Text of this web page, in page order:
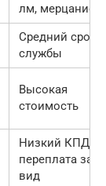
лм, мерцание
Средний срок
службы
Высокая
стоимость
Низкий КПД,
переплата за
вид